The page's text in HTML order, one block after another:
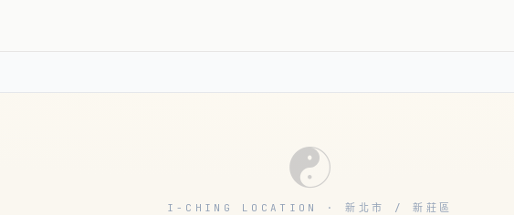
☯
I-CHING LOCATION · 新北市 / 新莊區